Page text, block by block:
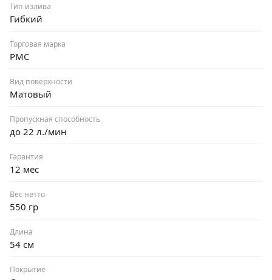
Тип излива
Гибкий
Торговая марка
РМС
Вид поверхности
Матовый
Пропускная способность
до 22 л./мин
Гарантия
12 мес
Вес нетто
550 гр
Длина
54 см
Покрытие